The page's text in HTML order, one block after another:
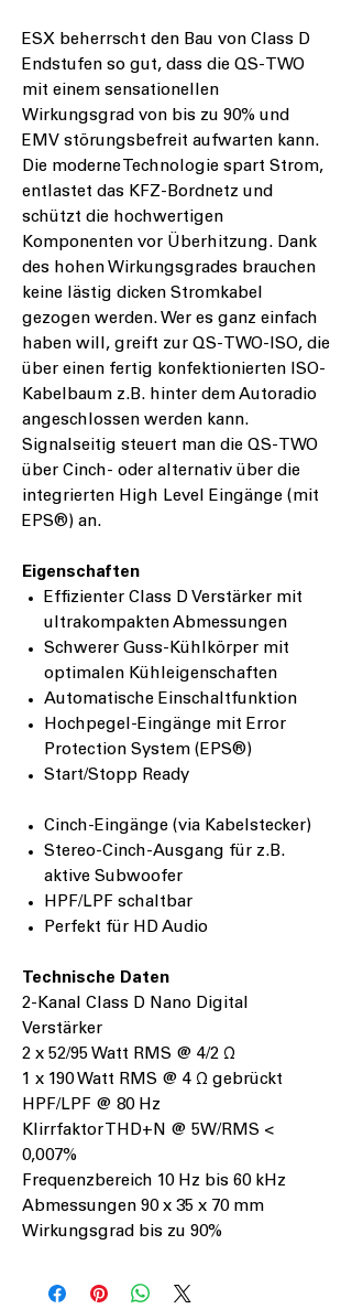
ESX beherrscht den Bau von Class D
Endstufen so gut, dass die QS-TWO
mit einem sensationellen
Wirkungsgrad von bis zu 90% und
EMV störungsbefreit aufwarten kann.
Die moderne Technologie spart Strom,
entlastet das KFZ-Bordnetz und
schützt die hochwertigen
Komponenten vor Überhitzung. Dank
des hohen Wirkungsgrades brauchen
keine lästig dicken Stromkabel
gezogen werden. Wer es ganz einfach
haben will, greift zur QS-TWO-ISO, die
über einen fertig konfektionierten ISO-
Kabelbaum z.B. hinter dem Autoradio
angeschlossen werden kann.
Signalseitig steuert man die QS-TWO
über Cinch- oder alternativ über die
integrierten High Level Eingänge (mit
EPS®) an.
Eigenschaften
Effizienter Class D Verstärker mit
ultrakompakten Abmessungen
Schwerer Guss-Kühlkörper mit
optimalen Kühleigenschaften
Automatische Einschaltfunktion
Hochpegel-Eingänge mit Error
Protection System (EPS®)
Start/Stopp Ready
Cinch-Eingänge (via Kabelstecker)
Stereo-Cinch-Ausgang für z.B.
aktive Subwoofer
HPF/LPF schaltbar
Perfekt für HD Audio
Technische Daten
2-Kanal Class D Nano Digital
Verstärker
2 x 52/95 Watt RMS @ 4/2 Ω
1 x 190 Watt RMS @ 4 Ω gebrückt
HPF/LPF @ 80 Hz
Klirrfaktor THD+N @ 5W/RMS <
0,007%
Frequenzbereich 10 Hz bis 60 kHz
Abmessungen 90 x 35 x 70 mm
Wirkungsgrad bis zu 90%